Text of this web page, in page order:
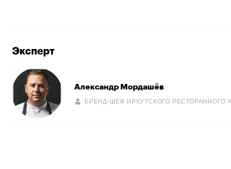
Эксперт
Александр Мордашёв
БРЕНД-ШЕФ ИРКУТСКОГО РЕСТОРАННОГО